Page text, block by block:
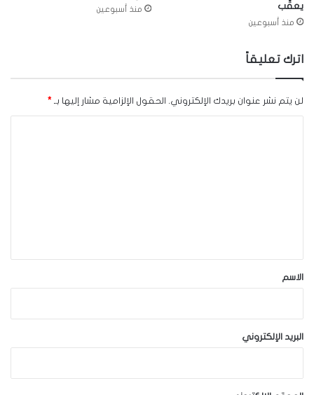
يعقّب
منذ أسبوعين
منذ أسبوعين
اترك تعليقاً
لن يتم نشر عنوان بريدك الإلكتروني. الحقول الإلزامية مشار إليها بـ *
*الاسم
البريد الإلكتروني